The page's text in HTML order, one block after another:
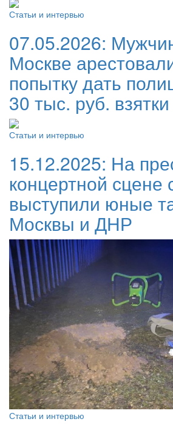
Статьи и интервью
07.05.2026:
Москве
попытку дать
30 тыс. руб. взятки
Статьи и интервью
15.12.2025: На
концертной сцене
выступили юные
Москвы и ДНР
Статьи и интервью